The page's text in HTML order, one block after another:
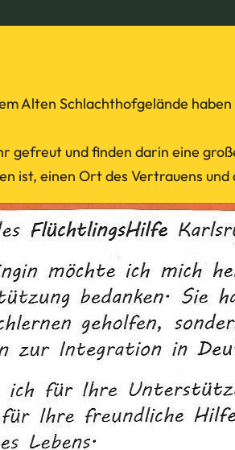
Alten Schlachthofgelände
gefreut und finden darin eine
ist, einen Ort des Vertrauens